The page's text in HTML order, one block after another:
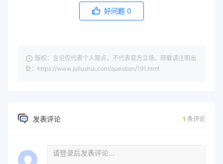
好问题 0
版权：言论仅代表个人观点，不代表官方立场。转载请注明出
处：https://www.juliushui.com/question/191.html
发表评论 1 条评论